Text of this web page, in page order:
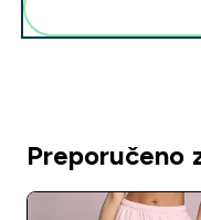
Preporučeno